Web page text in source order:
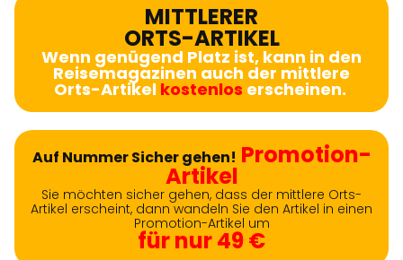
MITTLERER
ORTS-ARTIKEL
Wenn genügend Platz ist, kann in den
Reisemagazinen auch der mittlere
Orts-Artikel kostenlos erscheinen.
Auf Nummer Sicher gehen! Promotion-
Artikel
Sie möchten sicher gehen, dass der mittlere Orts-
Artikel erscheint, dann wandeln Sie den Artikel in einen
Promotion-Artikel um
für nur 49 €